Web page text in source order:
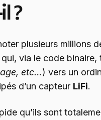
?
plusieurs millions
qui, via le code binaire,
etc…) vers un
d’un capteur LiFi.
qu’ils sont